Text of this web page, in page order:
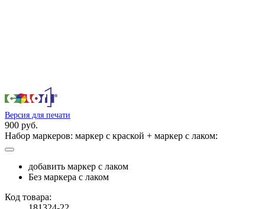
Версия для печати
900 руб.
Набор маркеров: маркер с краской + маркер с лаком:
добавить маркер с лаком
Без маркера с лаком
Код товара: